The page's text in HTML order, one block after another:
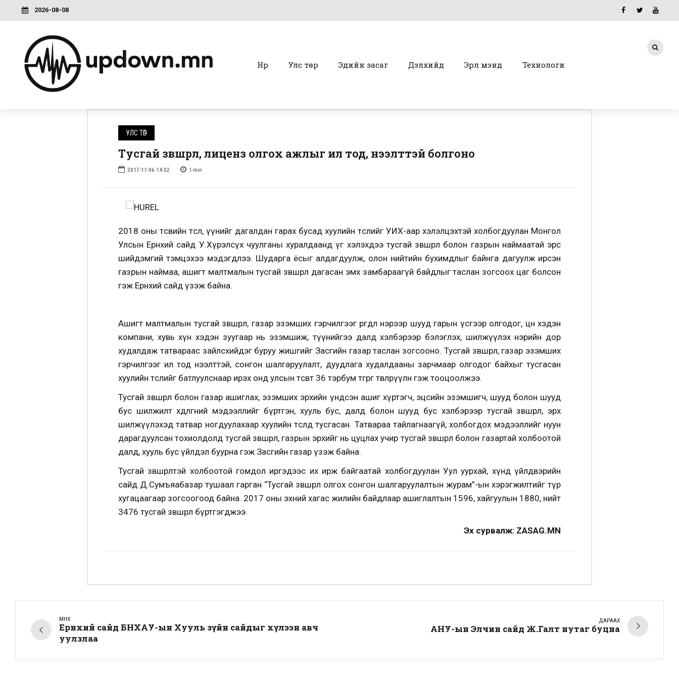
2026-08-08
Нүүр Улс төр Эдийн засаг Дэлхийд Эрүүл мэнд Технологи
УЛС ТӨР
Тусгай зөвшөөрөл, лиценз олгох ажлыг ил тод, нээлттэй болгоно
2017-11-06 14:02 1 min
2018 оны төсвийн төсөл, үүнийг дагалдан гарах бусад хуулийн төслийг УИХ-аар хэлэлцэхтэй холбогдуулан Монгол
Улсын Ерөнхий сайд У.Хүрэлсүх чуулганы хуралдаанд үг хэлэхдээ тусгай зөвшөөрөл болон газрын наймаатай эрс
шийдэмгий тэмцэхээ мэдэгдлээ. Шударга ёсыг алдагдуулж, олон нийтийн бухимдлыг байнга дагуулж ирсэн
газрын наймаа, ашигт малтмалын тусгай зөвшөөрөл дагасан эмх замбараагүй байдлыг таслан зогсоох цаг болсон
гэж Ерөнхий сайд үзэж байна.
Ашигт малтмалын тусгай зөвшөөрөл, газар эзэмших гэрчилгээг өргөдөл нэрээр шууд гарын үсгээр олгодог, цөөн хэдэн
компани, хувь хүн хэдэн зуугаар нь эзэмшиж, түүнийгээ далд хэлбэрээр бэлэглэх, шилжүүлэх нэрийн дор
худалдаж татвараас зайлсхийдэг буруу жишгийг Засгийн газар таслан зогсооно. Тусгай зөвшөөрөл, газар эзэмших
гэрчилгээг ил тод нээлттэй, сонгон шалгаруулалт, дуудлага худалдааны зарчмаар олгодог байхыг тусгасан
хуулийн төслийг батлуулснаар ирэх онд улсын төсөвт 36 тэрбум төгрөг төвлөрүүлнө гэж тооцоолжээ.
Тусгай зөвшөөрөл болон газар ашиглах, эзэмших эрхийн үндсэн ашиг хүртэгч, эцсийн эзэмшигч, шууд болон шууд
бус шилжилт хөдөлгөөний мэдээллийг бүртгэн, хууль бус, далд болон шууд бус хэлбэрээр тусгай зөвшөөрөл, эрх
шилжүүлэхэд татвар ногдуулахаар хуулийн төсөлд тусгасан. Татвараа тайлагнаагүй, холбогдох мэдээллийг нуун
дарагдуулсан тохиолдолд тусгай зөвшөөрөл, газрын эрхийг нь цуцлах учир тусгай зөвшөөрөл болон газартай холбоотой
далд, хууль бус үйлдэл буурна гэж Засгийн газар үзэж байна.
Тусгай зөвшөөрөлтэй холбоотой гомдол иргэдээс их ирж байгаатай холбогдуулан Уул уурхай, хүнд үйлдвэрийн
сайд Д.Сумъяабазар тушаал гарган “Тусгай зөвшөөрөл олгох сонгон шалгаруулалтын журам”-ын хэрэгжилтийг түр
хугацаагаар зогсоогоод байна. 2017 оны эхний хагас жилийн байдлаар ашиглалтын 1596, хайгуулын 1880, нийт
3476 тусгай зөвшөөрөл бүртгэгджээ.
Эх сурвалж: ZASAG.MN
ӨМНӨХ
Ерөнхий сайд БНХАУ-ын Хууль зүйн сайдыг хүлээн авч
уулзлаа
ДАРААХ
АНУ-ын Элчин сайд Ж.Галт нутаг буцна